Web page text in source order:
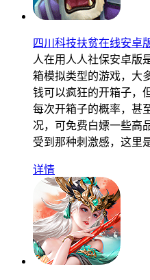
四川科技扶贫在线安卓
人在用 人人社保安卓版
箱模拟类型的游戏，大
钱可以疯狂的开箱子，
每次开箱子的概率，甚
况，可免费白嫖一些高
受到那种刺激感，这里
详情